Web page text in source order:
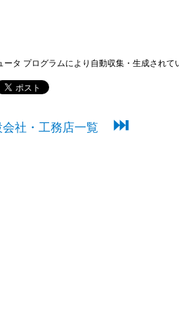
タ プログラムにより自動収集・生成されて
会社・工務店一覧 ⏭